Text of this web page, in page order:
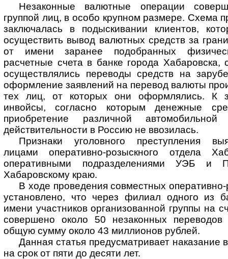
Незаконные валютные операции
группой лиц, в особо крупном размере. Схема
заключалась в подыскивании клиентов,
осуществить вывод валютных средств за
от имени заранее подобранных
расчетные счета в банке города Хабаровска,
осуществлялись переводы средств на
оформление заявлений на перевод валюты
тех лиц, от которых они оформлялись. К
инвойсы, согласно которым денежные
приобретение различной
действительности в Россию не ввозилась.
Признаки уголовного преступления
лицами оперативно-розыскного отдела
оперативными подразделениями УЭБ
Хабаровскому краю.
В ходе проведения совместных
установлено, что через филиал одного из
имени участников организованной группы на
совершено около 50 незаконных
общую сумму около 43 миллионов рублей.
Данная статья предусматривает
на срок от пяти до десяти лет.